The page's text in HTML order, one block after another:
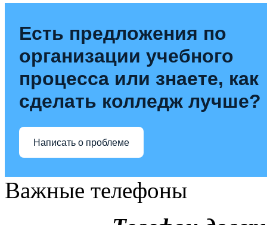
Есть предложения по
организации учебного
процесса или знаете, как
сделать колледж лучше?
Написать о проблеме
Важные телефоны